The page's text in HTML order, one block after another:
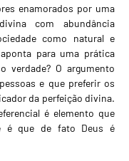
enamorados por uma
com abundância
como natural e
para uma prática
verdade? O argumento
e que preferir os
da perfeição divina.
é elemento que
é que de fato Deus é